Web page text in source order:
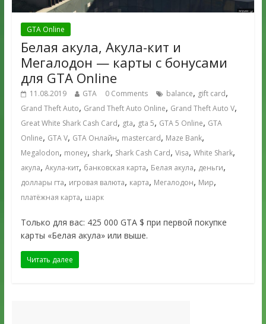
GTA Online
Белая акула, Акула-кит и
Мегалодон — карты с бонусами
для GTA Online
11.08.2019 GTA 0 Comments balance, gift card,
Grand Theft Auto, Grand Theft Auto Online, Grand Theft Auto V,
Great White Shark Cash Card, gta, gta 5, GTA 5 Online, GTA
Online, GTA V, GTA Онлайн, mastercard, Maze Bank,
Megalodon, money, shark, Shark Cash Card, Visa, White Shark,
акула, Акула-кит, банковская карта, Белая акула, деньги,
доллары гта, игровая валюта, карта, Мегалодон, Мир,
платёжная карта, шарк
Только для вас: 425 000 GTA $ при первой покупке
карты «Белая акула» или выше.
Читать далее